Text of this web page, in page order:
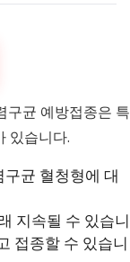
구균 예방접종은 특
있습니다.
균 혈청형에 대
지속될 수 있습니
접종할 수 있습니